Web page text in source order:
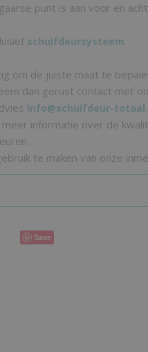
punt is aan voor en
schuifdeursysteem
om de juiste maat te
dan gerust contact met
info@schuifdeur-
informatie over de
te maken van onze
Save